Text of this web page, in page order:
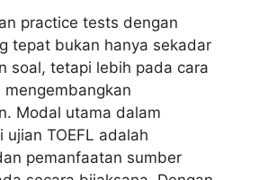
practice tests dengan
tepat bukan hanya sekadar
soal, tetapi lebih pada cara
Modal utama dalam
ujian TOEFL adalah
pemanfaatan sumber